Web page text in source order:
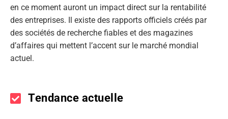
en ce moment auront un impact direct sur la rentabilité
des entreprises. Il existe des rapports officiels créés par
des sociétés de recherche fiables et des magazines
d’affaires qui mettent l’accent sur le marché mondial
actuel.
Tendance actuelle